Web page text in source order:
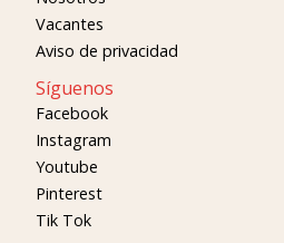
Vacantes
Aviso de privacidad
Síguenos
Facebook
Instagram
Youtube
Pinterest
Tik Tok